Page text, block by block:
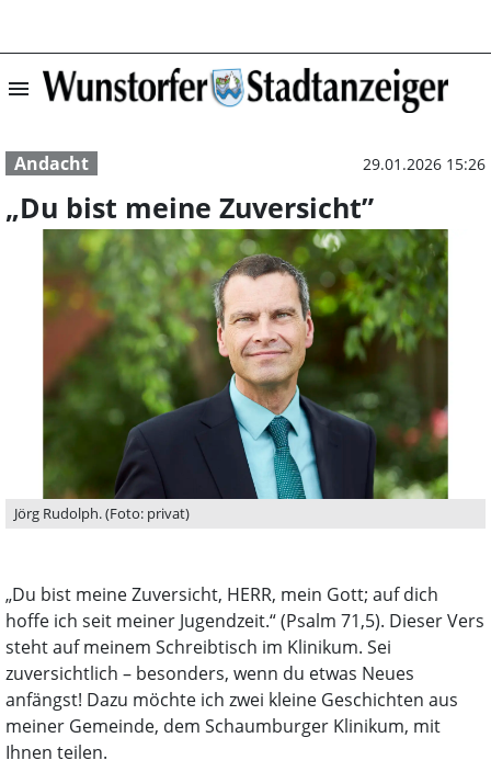
menu „Du bist meine
Andacht 29.01.2026 15:26
„Du bist meine Zuversicht”
Jörg Rudolph. (Foto: privat)
„Du bist meine Zuversicht, HERR, mein Gott; auf dich
hoffe ich seit meiner Jugendzeit.“ (Psalm 71,5). Dieser Vers
steht auf meinem Schreibtisch im Klinikum. Sei
zuversichtlich – besonders, wenn du etwas Neues
anfängst! Dazu möchte ich zwei kleine Geschichten aus
meiner Gemeinde, dem Schaumburger Klinikum, mit
Ihnen teilen.